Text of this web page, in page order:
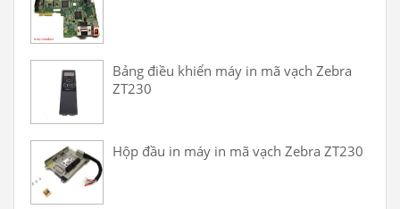
Bảng điều khiển máy in mã vạch Zebra
ZT230
Hộp đầu in máy in mã vạch Zebra ZT230